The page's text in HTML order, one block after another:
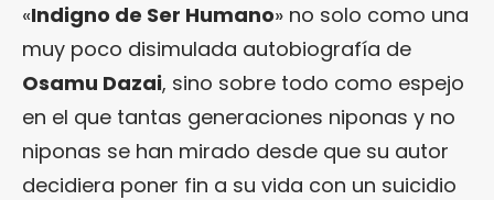
«Indigno de Ser Humano» no solo como una
muy poco disimulada autobiografía de
Osamu Dazai, sino sobre todo como espejo
en el que tantas generaciones niponas y no
niponas se han mirado desde que su autor
decidiera poner fin a su vida con un suicidio